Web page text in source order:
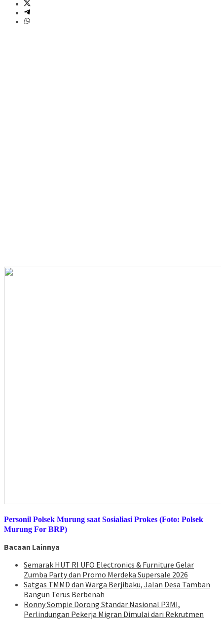
Personil Polsek Murung saat Sosialiasi Prokes (Foto: Polsek
Murung For BRP)
Bacaan Lainnya
Semarak HUT RI UFO Electronics & Furniture Gelar
Zumba Party dan Promo Merdeka Supersale 2026
Satgas TMMD dan Warga Berjibaku, Jalan Desa Tamban
Bangun Terus Berbenah
Ronny Sompie Dorong Standar Nasional P3MI,
Perlindungan Pekerja Migran Dimulai dari Rekrutmen